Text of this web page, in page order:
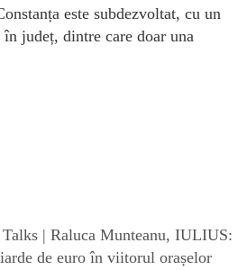
este subdezvoltat, cu un
județ, dintre care doar una
Talks | Raluca Munteanu, IULIUS:
de euro în viitorul orașelor